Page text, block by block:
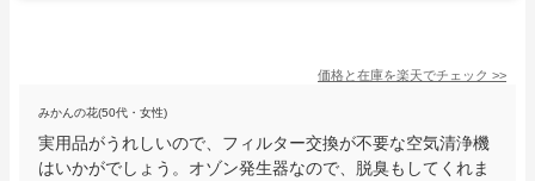
価格と在庫を楽天でチェック >>
みかんの花(50代・女性)
実用品がうれしいので、フィルター交換が不要な空気清浄機
はいかがでしょう。オゾン発生器なので、脱臭もしてくれま